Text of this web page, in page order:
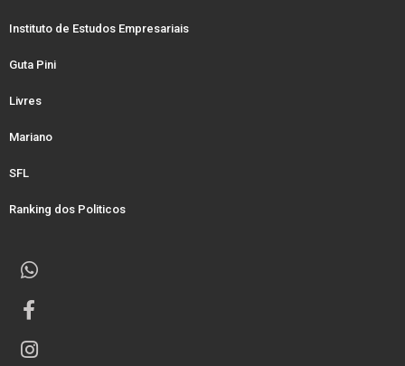
Instituto de Estudos Empresariais
Guta Pini
Livres
Mariano
SFL
Ranking dos Politicos